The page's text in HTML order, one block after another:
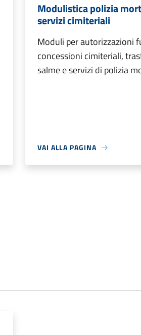
Modulistica polizia
servizi cimiteriali
Moduli per autorizzazioni
concessioni cimiteriali,
salme e servizi di polizia
VAI ALLA PAGINA